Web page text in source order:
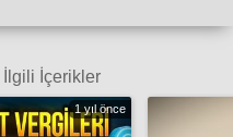
İlgili İçerikler
1 yıl önce